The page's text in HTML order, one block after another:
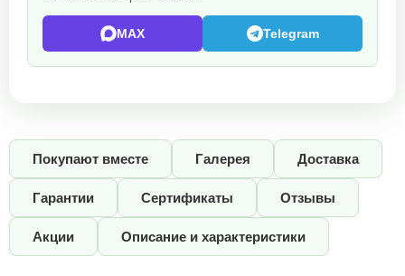
MAX Telegram
Покупают вместе Галерея Доставка
Гарантии Сертификаты Отзывы
Акции Описание и характеристики